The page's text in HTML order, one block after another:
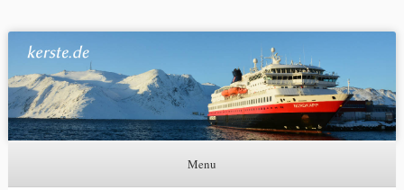
Kerste.de
Astronomie, Nordlichter und mehr
Menu